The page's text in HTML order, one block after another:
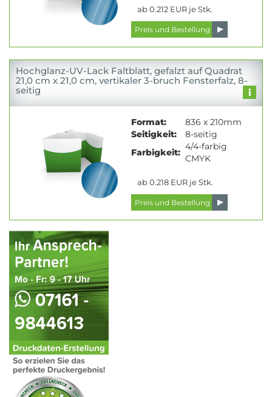
ab 0.212 EUR je Stk.
Hochglanz-UV-Lack Faltblatt, gefalzt auf Quadrat
21,0 cm x 21,0 cm, vertikaler 3-bruch Fensterfalz, 8-
seitig
Format:
836 x 210mm
Seitigkeit:
8-seitig
Farbigkeit:
4/4-farbig
CMYK
ab 0.218 EUR je Stk.